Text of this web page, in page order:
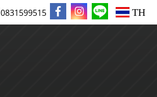
0831599515 TH